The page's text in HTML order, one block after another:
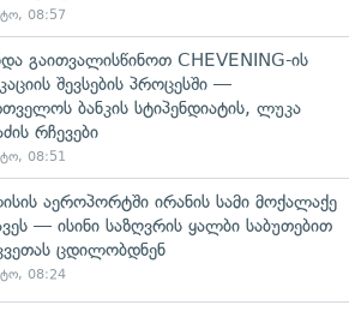
08:57
გაითვალისწინოთ CHEVENING-ის
შევსების პროცესში —
ბანკის სტიპენდიატის, ლუკა
რჩევები
08:51
აეროპორტში ირანის სამი მოქალაქე
— ისინი საზღვრის ყალბი საბუთებით
ცდილობდნენ
08:24